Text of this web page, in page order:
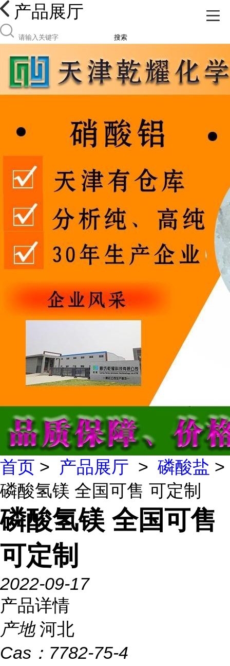
产品展厅
搜索
首页 > 产品展厅 > 磷酸盐 >
磷酸氢镁 全国可售 可定制
磷酸氢镁 全国可售
可定制
2022-09-17
产品详情
产地 河北
Cas： 7782-75-4